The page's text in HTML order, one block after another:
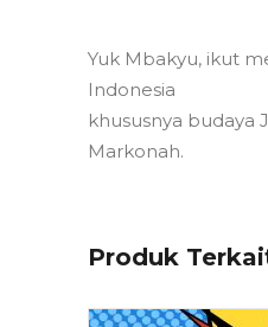
Yuk Mbakyu, ikut
Indonesia
khususnya budaya
Markonah.
Produk